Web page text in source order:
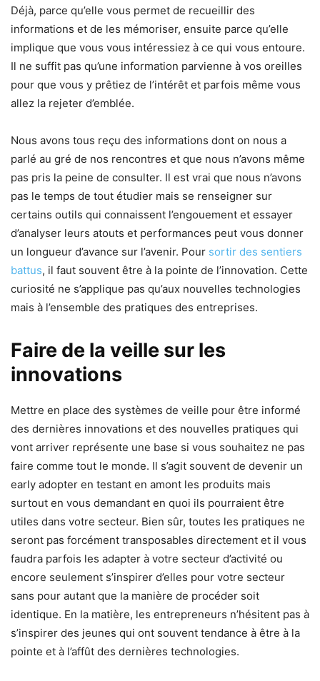
Déjà, parce qu’elle vous permet de recueillir des
informations et de les mémoriser, ensuite parce qu’elle
implique que vous vous intéressiez à ce qui vous entoure.
Il ne suffit pas qu’une information parvienne à vos oreilles
pour que vous y prêtiez de l’intérêt et parfois même vous
allez la rejeter d’emblée.
Nous avons tous reçu des informations dont on nous a
parlé au gré de nos rencontres et que nous n’avons même
pas pris la peine de consulter. Il est vrai que nous n’avons
pas le temps de tout étudier mais se renseigner sur
certains outils qui connaissent l’engouement et essayer
d’analyser leurs atouts et performances peut vous donner
un longueur d’avance sur l’avenir. Pour sortir des sentiers
battus, il faut souvent être à la pointe de l’innovation. Cette
curiosité ne s’applique pas qu’aux nouvelles technologies
mais à l’ensemble des pratiques des entreprises.
Faire de la veille sur les
innovations
Mettre en place des systèmes de veille pour être informé
des dernières innovations et des nouvelles pratiques qui
vont arriver représente une base si vous souhaitez ne pas
faire comme tout le monde. Il s’agit souvent de devenir un
early adopter en testant en amont les produits mais
surtout en vous demandant en quoi ils pourraient être
utiles dans votre secteur. Bien sûr, toutes les pratiques ne
seront pas forcément transposables directement et il vous
faudra parfois les adapter à votre secteur d’activité ou
encore seulement s’inspirer d’elles pour votre secteur
sans pour autant que la manière de procéder soit
identique. En la matière, les entrepreneurs n’hésitent pas à
s’inspirer des jeunes qui ont souvent tendance à être à la
pointe et à l’affût des dernières technologies.